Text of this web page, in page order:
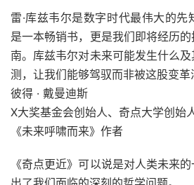
雷·库兹韦尔是数字时代最伟大的
是一本畅销书，更是我们即将经历
南。库兹韦尔对未来可能发生什么
测，让我们能够驾驭而非被这股变革
彼得 · 戴曼迪斯
X大奖基金会创始人、奇点大学创始
《未来呼啸而来》作者
《奇点更近》可以说是对人类未来